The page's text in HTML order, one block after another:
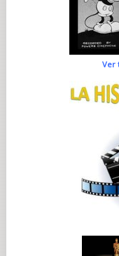
Ver